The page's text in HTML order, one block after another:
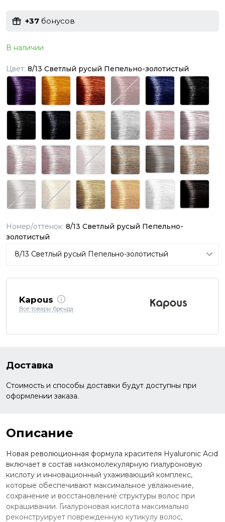
+37 бонусов
В наличии
Цвет: 8/13 Светлый русый Пепельно-золотистый
Номер/оттенок: 8/13 Светлый русый Пепельно-
золотистый
Kapous
Все товары бренда
Доставка
Стоимость и способы доставки будут доступны при
оформлении заказа.
Описание
Новая революционная формула красителя Hyaluronic Acid
включает в состав низкомолекулярную гиалуроновую
кислоту и инновационный ухаживающий комплекс,
которые обеспечивают максимальное увлажнение,
сохранение и восстановление структуры волос при
окрашивании. Гиалуроновая кислота максимально
реконструирует поврежденную кутикулу волос,